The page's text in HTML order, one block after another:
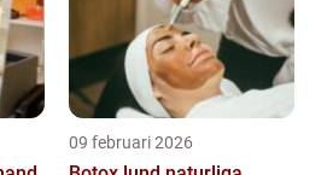
09 februari 2026